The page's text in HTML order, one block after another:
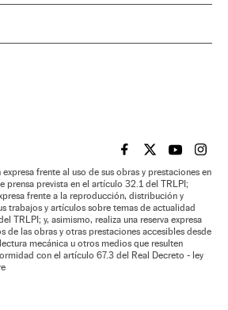
EL PAÍS BRASIL EN
EL PAÍSEL PAÍS
EL
frente al uso de sus obras y prestaciones en
prensa prevista en el artículo 32.1 del TRLPI;
frente a la reproducción, distribución y
trabajos y artículos sobre temas de actualidad
TRLPI; y, asimismo, realiza una reserva expresa
de las obras y otras prestaciones accesibles desde
mecánica u otros medios que resulten
con el artículo 67.3 del Real Decreto - ley